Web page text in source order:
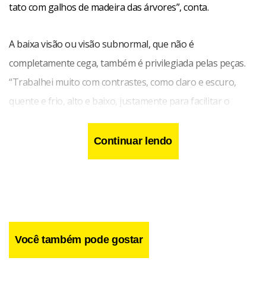
tato com galhos de madeira das árvores”, conta.
A baixa visão ou visão subnormal, que não é
completamente cega, também é privilegiada pelas peças.
“Trabalhei muito com contrastes, como claro e escuro,
quente e frio, alto e baixo, justamente para facilitar o
esforço de quem sofre desse tipo de visão”, explica.
Continuar lendo
Você também pode gostar